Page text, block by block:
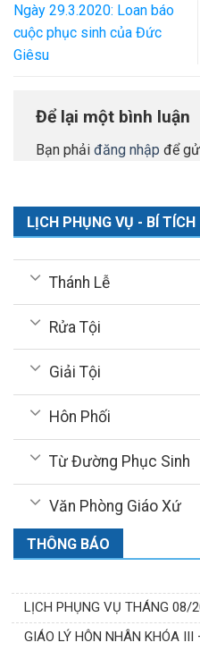
Ngày 29.3.2020: Loan báo
cuộc phục sinh của Đức
Giêsu
Để lại một bình luận
Bạn phải đăng nhập để
LỊCH PHỤNG VỤ - BÍ TÍCH
Thánh Lễ
Rửa Tội
Giải Tội
Hôn Phối
Từ Đường Phục Sinh
Văn Phòng Giáo Xứ
THÔNG BÁO
LỊCH PHỤNG VỤ THÁNG 08/
GIÁO LÝ HÔN NHÂN KHÓA